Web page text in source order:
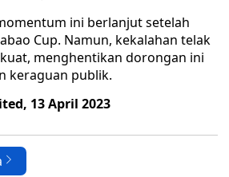
ini berlanjut setelah
Cup. Namun, kekalahan telak
menghentikan dorongan ini
keraguan publik.
13 April 2023